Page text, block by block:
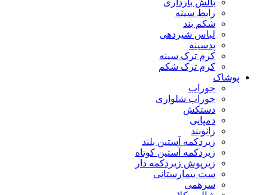
بالش بارداری
رابط سینه
شکم بند
لباس شیردهی
پدسینه
کرم ترک سینه
کرم ترک شکم
پوشاک
جوراب
جوراب شلواری
دستکش
دمپایی
زانوبند
زیردکمه آستین بلند
زیردکمه آستین کوتاه
زیرپوش زیردکمه دار
ست بیمارستانی
سرهمی